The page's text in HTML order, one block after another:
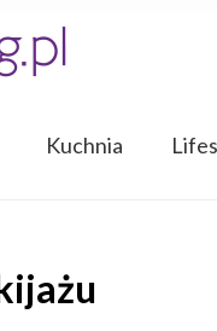
Kuchnia